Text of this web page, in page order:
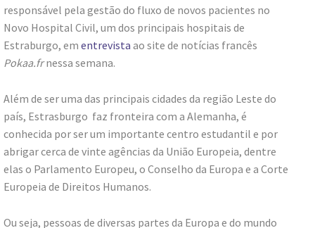
responsável pela gestão do fluxo de novos pacientes no
Novo Hospital Civil, um dos principais hospitais de
Estraburgo, em entrevista ao site de notícias francês
Pokaa.frnessa semana.
Além de ser uma das principais cidades da região Leste do
país, Estrasburgo faz fronteira com a Alemanha, é
conhecida por ser um importante centro estudantil e por
abrigar cerca de vinte agências da União Europeia, dentre
elas o Parlamento Europeu, o Conselho da Europa e a Corte
Europeia de Direitos Humanos.
Ou seja, pessoas de diversas partes da Europa e do mundo